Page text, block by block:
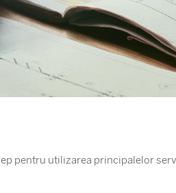
pentru utilizarea principalelor